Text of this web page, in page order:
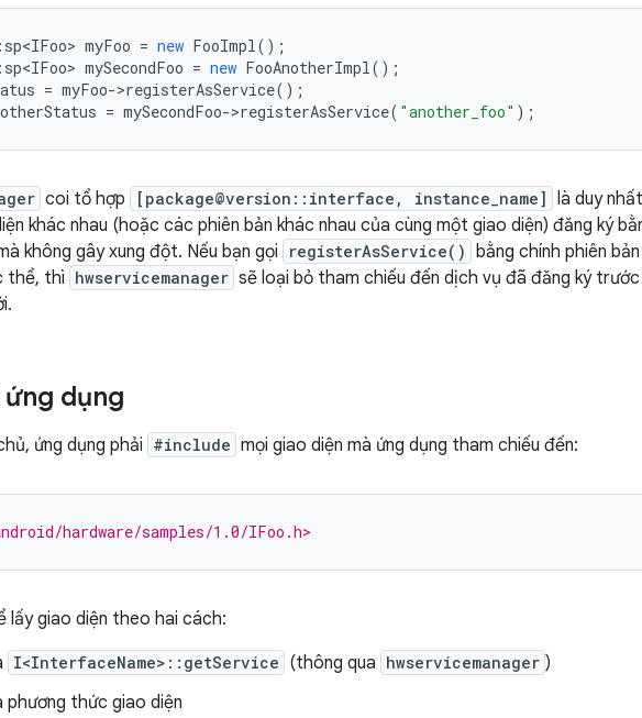
sp<IFoo> myFoo = new FooImpl();
sp<IFoo> mySecondFoo = new FooAnotherImpl();
= myFoo->registerAsService();
= mySecondFoo->registerAsService( "another_foo" );
coi tổ hợp [package@version::interface, instance_name] là duy
khác nhau (hoặc các phiên bản khác nhau của cùng một giao diện) đăng ký
không gây xung đột. Nếu bạn gọi
registerAsService() bằng chính phiên
thể, thì hwservicemanager sẽ loại bỏ tham chiếu đến dịch vụ đã đăng ký
dụng
ứng dụng phải #include mọi giao diện mà ứng dụng tham chiếu đến:
hardware/samples/1.0/IFoo.h>
lấy giao diện theo hai cách:
I<InterfaceName>::getService (thông qua hwservicemanager )
phương thức giao diện